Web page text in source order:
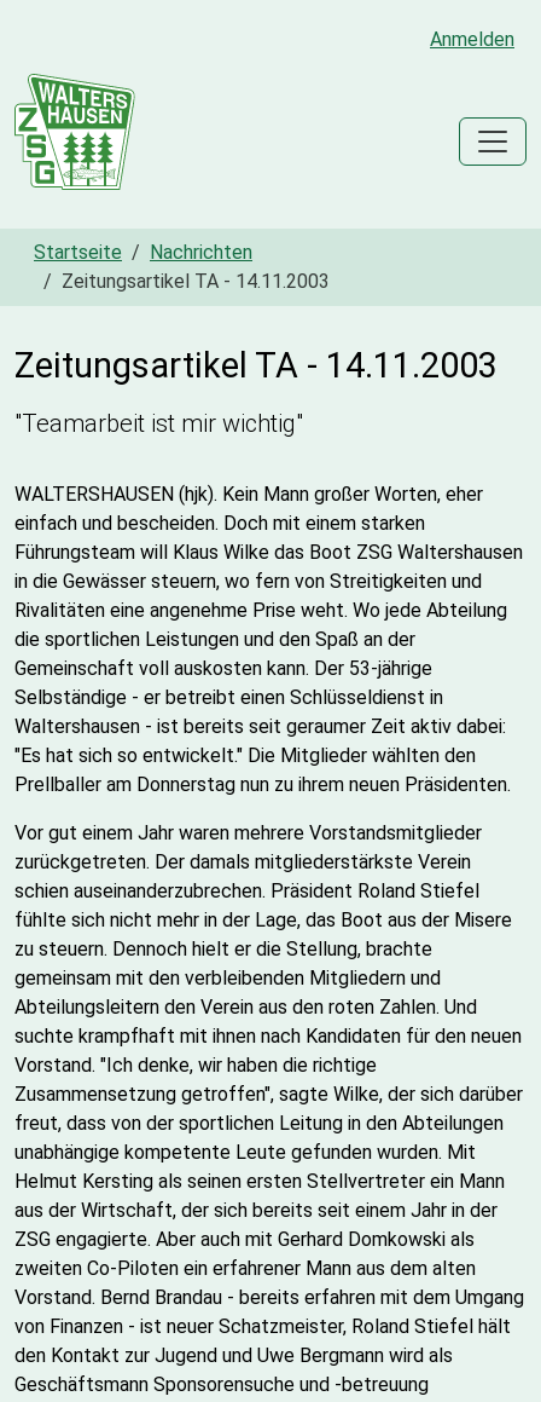
Anmelden
Startseite
Nachrichten
Zeitungsartikel TA - 14.11.2003
Zeitungsartikel TA - 14.11.2003
"Teamarbeit ist mir wichtig"
WALTERSHAUSEN (hjk). Kein Mann großer Worten, eher
einfach und bescheiden. Doch mit einem starken
Führungsteam will Klaus Wilke das Boot ZSG Waltershausen
in die Gewässer steuern, wo fern von Streitigkeiten und
Rivalitäten eine angenehme Prise weht. Wo jede Abteilung
die sportlichen Leistungen und den Spaß an der
Gemeinschaft voll auskosten kann. Der 53-jährige
Selbständige - er betreibt einen Schlüsseldienst in
Waltershausen - ist bereits seit geraumer Zeit aktiv dabei:
"Es hat sich so entwickelt." Die Mitglieder wählten den
Prellballer am Donnerstag nun zu ihrem neuen Präsidenten.
Vor gut einem Jahr waren mehrere Vorstandsmitglieder
zurückgetreten. Der damals mitgliederstärkste Verein
schien auseinanderzubrechen. Präsident Roland Stiefel
fühlte sich nicht mehr in der Lage, das Boot aus der Misere
zu steuern. Dennoch hielt er die Stellung, brachte
gemeinsam mit den verbleibenden Mitgliedern und
Abteilungsleitern den Verein aus den roten Zahlen. Und
suchte krampfhaft mit ihnen nach Kandidaten für den neuen
Vorstand. "Ich denke, wir haben die richtige
Zusammensetzung getroffen", sagte Wilke, der sich darüber
freut, dass von der sportlichen Leitung in den Abteilungen
unabhängige kompetente Leute gefunden wurden. Mit
Helmut Kersting als seinen ersten Stellvertreter ein Mann
aus der Wirtschaft, der sich bereits seit einem Jahr in der
ZSG engagierte. Aber auch mit Gerhard Domkowski als
zweiten Co-Piloten ein erfahrener Mann aus dem alten
Vorstand. Bernd Brandau - bereits erfahren mit dem Umgang
von Finanzen - ist neuer Schatzmeister, Roland Stiefel hält
den Kontakt zur Jugend und Uwe Bergmann wird als
Geschäftsmann Sponsorensuche und -betreuung